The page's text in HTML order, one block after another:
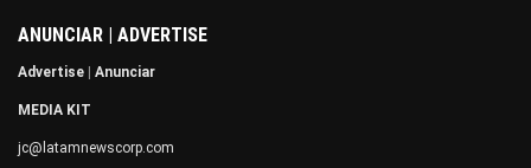
ANUNCIAR | ADVERTISE
Advertise Anunciar
MEDIA KIT
jc@latamnewscorp.com